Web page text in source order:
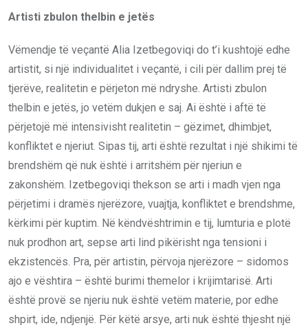
Artisti zbulon thelbin e jetës
Vëmendje të veçantë Alia Izetbegoviqi do t’i kushtojë edhe
artistit, si një individualitet i veçantë, i cili për dallim prej të
tjerëve, realitetin e përjeton më ndryshe. Artisti zbulon
thelbin e jetës, jo vetëm dukjen e saj. Ai është i aftë të
përjetojë më intensivisht realitetin – gëzimet, dhimbjet,
konfliktet e njeriut. Sipas tij, arti është rezultat i një shikimi të
brendshëm që nuk është i arritshëm për njeriun e
zakonshëm. Izetbegoviqi thekson se arti i madh vjen nga
përjetimi i dramës njerëzore, vuajtja, konfliktet e brendshme,
kërkimi për kuptim. Në këndvështrimin e tij, lumturia e plotë
nuk prodhon art, sepse arti lind pikërisht nga tensioni i
ekzistencës. Pra, për artistin, përvoja njerëzore – sidomos
ajo e vështira – është burimi themelor i krijimtarisë. Arti
është provë se njeriu nuk është vetëm materie, por edhe
shpirt, ide, ndjenjë. Për këtë arsye, arti nuk është thjesht një